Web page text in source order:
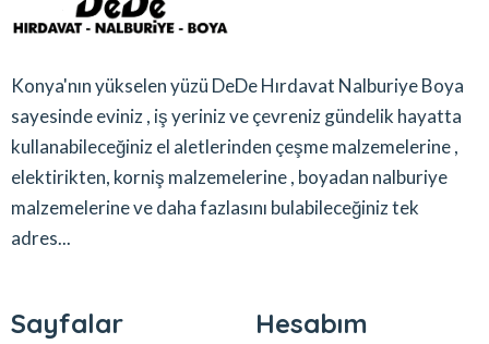
Konya'nın yükselen yüzü DeDe Hırdavat Nalburiye Boya
sayesinde eviniz , iş yeriniz ve çevreniz gündelik hayatta
kullanabileceğiniz el aletlerinden çeşme malzemelerine ,
elektirikten, korniş malzemelerine , boyadan nalburiye
malzemelerine ve daha fazlasını bulabileceğiniz tek
adres...
Sayfalar Hesabım